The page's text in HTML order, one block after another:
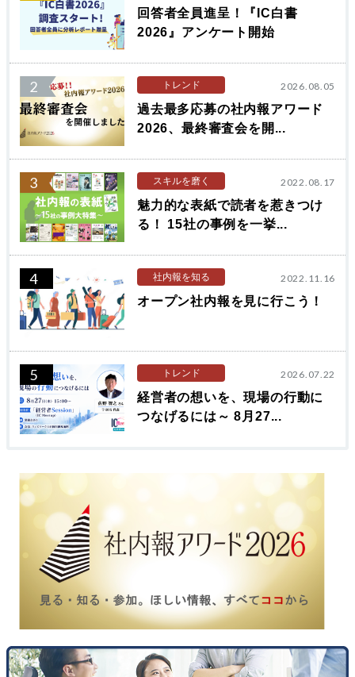
回答者全員進呈！『IC白書
2026』アンケート開始
2 トレンド 2026.08.05
過去最多応募の社内報アワード
2026、最終審査会を開...
3 スキルを磨く 2022.08.17
魅力的な表紙で読者を惹きつけ
る！ 15社の事例を一挙...
4 社内報を知る 2022.11.16
オープン社内報を見に行こう！
5 トレンド 2026.07.22
経営者の想いを、現場の行動に
つなげるには～ 8月27...